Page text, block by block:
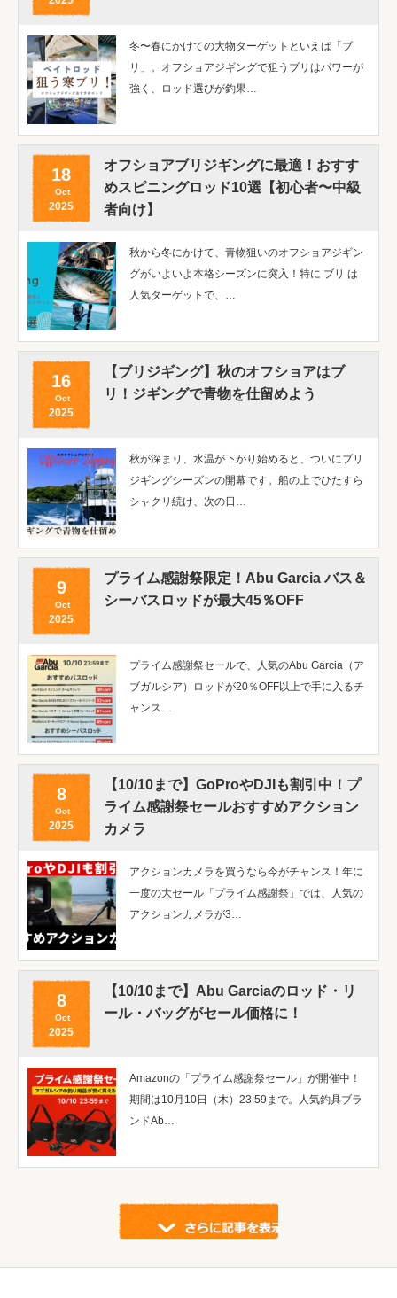
冬〜春にかけての大物ターゲットといえば「ブ
リ」。オフショアジギングで狙うブリはパワーが
強く、ロッド選びが釣果…
18
Oct
2025
オフショアブリジギングに最適！おすす
めスピニングロッド10選【初心者〜中級
者向け】
秋から冬にかけて、青物狙いのオフショアジギン
グがいよいよ本格シーズンに突入！特に ブリ は
人気ターゲットで、…
16
Oct
2025
【ブリジギング】秋のオフショアはブ
リ！ジギングで青物を仕留めよう
秋が深まり、水温が下がり始めると、ついにブリ
ジギングシーズンの開幕です。船の上でひたすら
シャクリ続け、次の日…
9
Oct
2025
プライム感謝祭限定！Abu Garcia バス＆
シーバスロッドが最大45％OFF
プライム感謝祭セールで、人気のAbu Garcia（ア
ブガルシア）ロッドが20％OFF以上で手に入るチ
ャンス…
8
Oct
2025
【10/10まで】GoProやDJIも割引中！プ
ライム感謝祭セールおすすめアクション
カメラ
アクションカメラを買うなら今がチャンス！年に
一度の大セール「プライム感謝祭」では、人気の
アクションカメラが3…
8
Oct
2025
【10/10まで】Abu Garciaのロッド・リ
ール・バッグがセール価格に！
Amazonの「プライム感謝祭セール」が開催中！
期間は10月10日（木）23:59まで。人気釣具ブラ
ンドAb…